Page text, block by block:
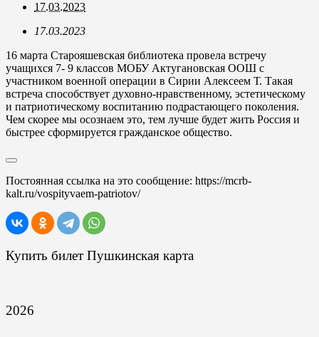
17.03.2023
17.03.2023
16 марта Старояшевская библиотека провела встречу
учащихся 7- 9 классов МОБУ Актугановская ООШ с
участником военной операции в Сирии Алексеем Т. Такая
встреча способствует духовно-нравственному, эстетическому
и патриотическому воспитанию подрастающего поколения.
Чем скорее мы осознаем это, тем лучше будет жить Россия и
быстрее сформируется гражданское общество.
Постоянная ссылка на это сообщение: https://mcrb-
kalt.ru/vospityvaem-patriotov/
Купить билет Пушкинская карта
2026